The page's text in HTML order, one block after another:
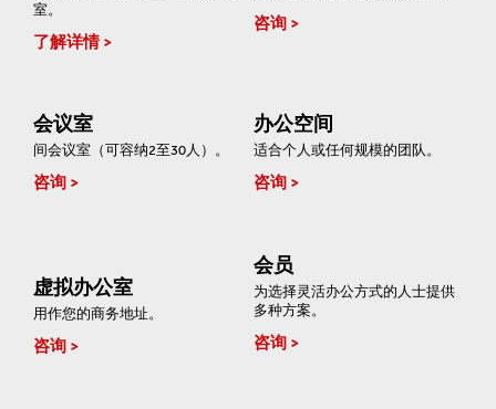
室。
了解详情
咨询
会议室
间会议室（可容纳2至30人）。
咨询
办公空间
适合个人或任何规模的团队。
咨询
虚拟办公室
用作您的商务地址。
咨询
会员
为选择灵活办公方式的人士提供
多种方案。
咨询